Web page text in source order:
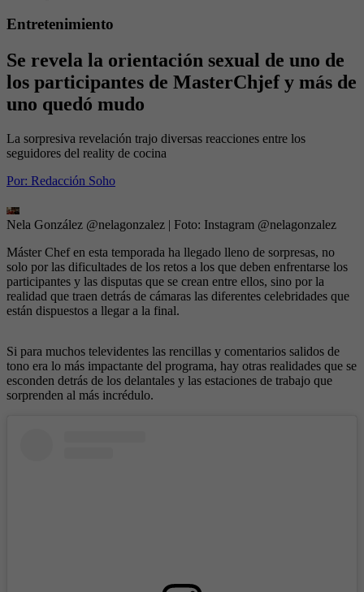
Entretenimiento
Se revela la orientación sexual de uno de
los participantes de MasterChjef y más de
uno quedó mudo
La sorpresiva revelación trajo diversas reacciones entre los
seguidores del reality de cocina
Por: Redacción Soho
Nela González @nelagonzalez | Foto: Instagram @nelagonzalez
Máster Chef en esta temporada ha llegado lleno de sorpresas, no
solo por las dificultades de los retos a los que deben enfrentarse los
participantes y las disputas que se crean entre ellos, sino por la
realidad que traen detrás de cámaras las diferentes celebridades que
están dispuestos a llegar a la final.
Si para muchos televidentes las rencillas y comentarios salidos de
tono era lo más impactante del programa, hay otras realidades que se
esconden detrás de los delantales y las estaciones de trabajo que
sorprenden al más incrédulo.